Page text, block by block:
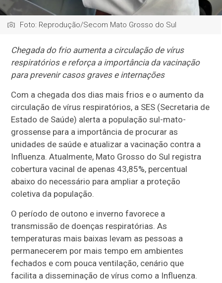
Foto: Reprodução/Secom Mato Grosso do Sul
Chegada do frio aumenta a circulação de vírus
respiratórios e reforça a importância da vacinação
para prevenir casos graves e internações
Com a chegada dos dias mais frios e o aumento da
circulação de vírus respiratórios, a SES (Secretaria de
Estado de Saúde) alerta a população sul-mato-
grossense para a importância de procurar as
unidades de saúde e atualizar a vacinação contra a
Influenza. Atualmente, Mato Grosso do Sul registra
cobertura vacinal de apenas 43,85%, percentual
abaixo do necessário para ampliar a proteção
coletiva da população.
O período de outono e inverno favorece a
transmissão de doenças respiratórias. As
temperaturas mais baixas levam as pessoas a
permanecerem por mais tempo em ambientes
fechados e com pouca ventilação, cenário que
facilita a disseminação de vírus como a Influenza.